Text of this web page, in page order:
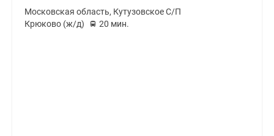
Московская область, Кутузовское С/П
Крюково (ж/д)
20 мин.